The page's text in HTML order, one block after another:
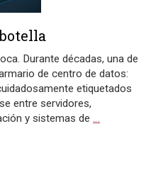
Durante décadas, una de
de centro de datos:
etiquetados
entre servidores,
y sistemas de …